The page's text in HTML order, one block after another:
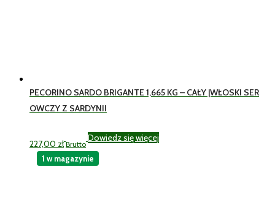
PECORINO SARDO BRIGANTE 1,665 KG – CAŁY |WŁOSKI SER
OWCZY Z SARDYNII
227,00 zł Brutto
Dowiedz się więcej
1 w magazynie